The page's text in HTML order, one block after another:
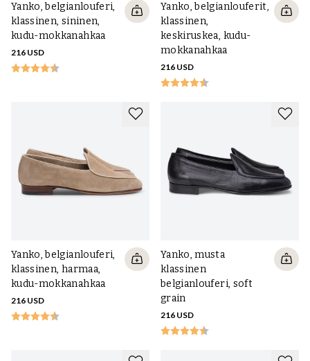
Yanko, belgianlouferi,
klassinen, sininen,
kudu-mokkanahkaa
216 USD
Yanko, belgianlouferit,
klassinen,
keskiruskea, kudu-
mokkanahkaa
216 USD
Yanko, belgianlouferi,
klassinen, harmaa,
kudu-mokkanahkaa
216 USD
Yanko, musta
klassinen
belgianlouferi, soft
grain
216 USD